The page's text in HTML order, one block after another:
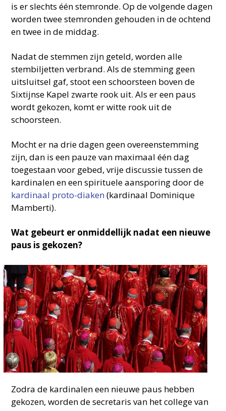
is er slechts één stemronde. Op de volgende dagen
worden twee stemronden gehouden in de ochtend
en twee in de middag.
Nadat de stemmen zijn geteld, worden alle
stembiljetten verbrand. Als de stemming geen
uitsluitsel gaf, stoot een schoorsteen boven de
Sixtijnse Kapel zwarte rook uit. Als er een paus
wordt gekozen, komt er witte rook uit de
schoorsteen.
Mocht er na drie dagen geen overeenstemming
zijn, dan is een pauze van maximaal één dag
toegestaan voor gebed, vrije discussie tussen de
kardinalen en een spirituele aansporing door de
kardinaal proto-diaken (kardinaal Dominique
Mamberti).
Wat gebeurt er onmiddellijk nadat een nieuwe
paus is gekozen?
Zodra de kardinalen een nieuwe paus hebben
gekozen, worden de secretaris van het college van